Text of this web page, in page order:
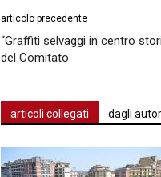
articolo precedente
“Graffiti selvaggi in centro
del Comitato
articoli collegati dagli